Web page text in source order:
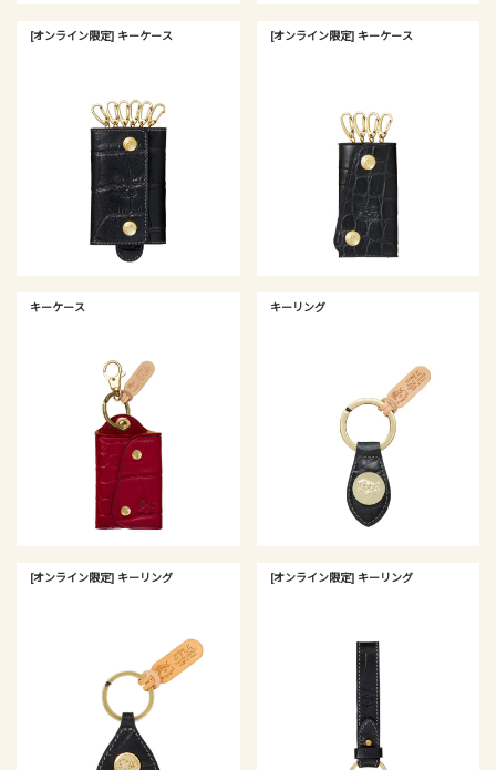
[オンライン限定] キーケース [オンライン限定] キーケース
キーケース キーリング
[オンライン限定] キーリング [オンライン限定] キーリング